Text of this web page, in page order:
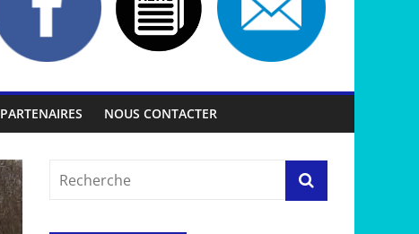
PARTENAIRES NOUS CONTACTER